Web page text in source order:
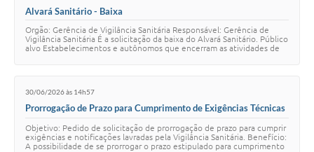
Alvará Sanitário - Baixa
Orgão: Gerência de Vigilância Sanitária Responsável: Gerência de
Vigilância Sanitária É a solicitação da baixa do Alvará Sanitário. Público
alvo Estabelecimentos e autônomos que encerram as atividades de
30/06/2026 às 14h57
Prorrogação de Prazo para Cumprimento de Exigências Técnicas
Objetivo: Pedido de solicitação de prorrogação de prazo para cumprir
exigências e notificações lavradas pela Vigilância Sanitária. Benefício:
A possibilidade de se prorrogar o prazo estipulado para cumprimento